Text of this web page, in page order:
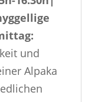
und
Alpaka